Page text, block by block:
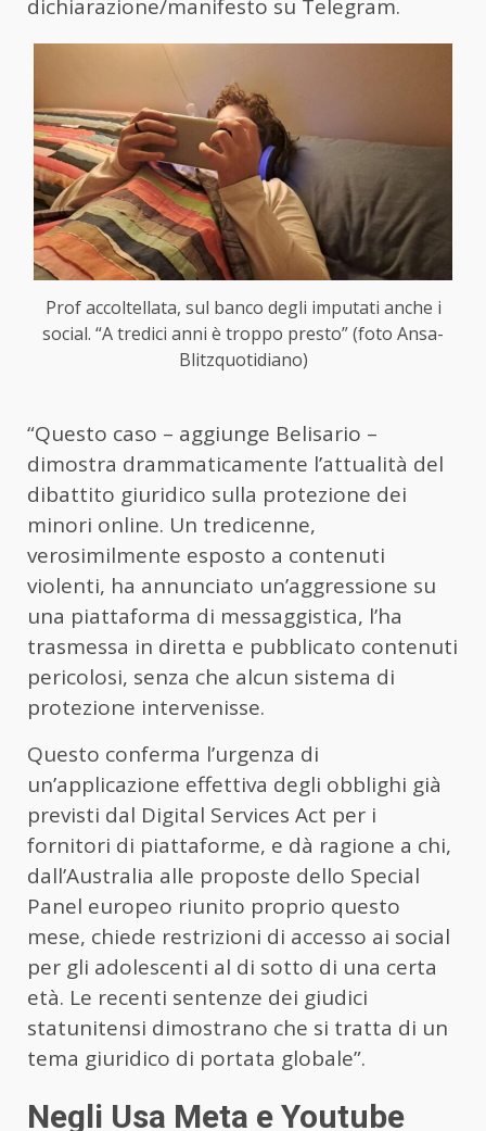
dichiarazione/manifesto su Telegram.
Prof accoltellata, sul banco degli imputati anche i
social. “A tredici anni è troppo presto” (foto Ansa-
Blitzquotidiano)
“Questo caso – aggiunge Belisario –
dimostra drammaticamente l’attualità del
dibattito giuridico sulla protezione dei
minori online. Un tredicenne,
verosimilmente esposto a contenuti
violenti, ha annunciato un’aggressione su
una piattaforma di messaggistica, l’ha
trasmessa in diretta e pubblicato contenuti
pericolosi, senza che alcun sistema di
protezione intervenisse.
Questo conferma l’urgenza di
un’applicazione effettiva degli obblighi già
previsti dal Digital Services Act per i
fornitori di piattaforme, e dà ragione a chi,
dall’Australia alle proposte dello Special
Panel europeo riunito proprio questo
mese, chiede restrizioni di accesso ai social
per gli adolescenti al di sotto di una certa
età. Le recenti sentenze dei giudici
statunitensi dimostrano che si tratta di un
tema giuridico di portata globale”.
Negli Usa Meta e Youtube